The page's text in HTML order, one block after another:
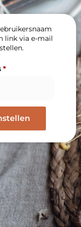
link via e-mail
*